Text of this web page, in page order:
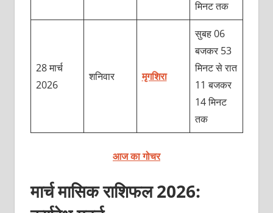
मिनट तक
28 मार्च
2026
शनिवार मृगशिरा
सुबह 06
बजकर 53
मिनट से रात
11 बजकर
14 मिनट
तक
आज का गोचर
मार्च मासिक राशिफल 2026: